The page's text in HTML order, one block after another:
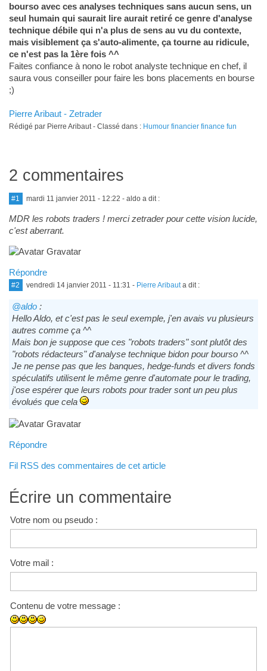
bourso avec ces analyses techniques sans aucun sens, un
seul humain qui saurait lire aurait retiré ce genre d'analyse
technique débile qui n'a plus de sens au vu du contexte,
mais visiblement ça s'auto-alimente, ça tourne au ridicule,
ce n'est pas la 1ère fois ^^
Faites confiance à nono le robot analyste technique en chef, il
saura vous conseiller pour faire les bons placements en bourse
;)
Pierre Aribaut - Zetrader
Rédigé par Pierre Aribaut - Classé dans : Humour financier finance fun
2 commentaires
#1 mardi 11 janvier 2011 - 12:22 - aldo a dit :
MDR les robots traders ! merci zetrader pour cette vision lucide,
c'est aberrant.
Répondre
#2 vendredi 14 janvier 2011 - 11:31 - Pierre Aribauta dit :
@aldo:
Hello Aldo, et c'est pas le seul exemple, j'en avais vu plusieurs
autres comme ça ^^
Mais bon je suppose que ces "robots traders" sont plutôt des
"robots rédacteurs" d'analyse technique bidon pour bourso ^^
Je ne pense pas que les banques, hedge-funds et divers fonds
spéculatifs utilisent le même genre d'automate pour le trading,
j'ose espérer que leurs robots pour trader sont un peu plus
évolués que cela
Répondre
Fil RSS des commentaires de cet article
Écrire un commentaire
Votre nom ou pseudo :
Votre mail :
Contenu de votre message :